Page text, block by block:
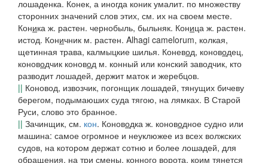
лошаденка. Конек, а иногда коник умалит. по множеству
сторонних значений слов этих, см. их на своем месте.
Коника ж. растен. чернобыль, быльняк. Коница ж. растен.
истод. Коничник м. растен. Alhagi camelorum, колкая,
щетинная трава, калмыцкие шилья. Коневод, коноводец,
коноводчик коновод м. конный или конский заводчик, кто
разводит лошадей, держит маток и жеребцов.
|| Коновод, извозчик, погонщик лошадей, тянущих бичеву
берегом, подымаюших суда тягою, на лямках. В Старой
Руси, слово это бранное.
|| Зачинщик, см. кон. Коноводка ж. коноводное судно или
машина: самое огромное и неуклюжее из всех волжских
судов, на котором держат сотню и более лошадей, для
обращения, на три смены, конного ворота, коим тянется